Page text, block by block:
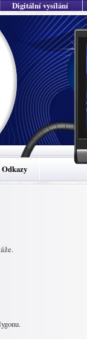
Digitální vysílání
Odkazy